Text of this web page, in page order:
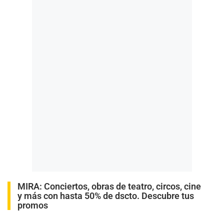
MIRA: Conciertos, obras de teatro, circos, cine
y más con hasta 50% de dscto. Descubre tus
promos